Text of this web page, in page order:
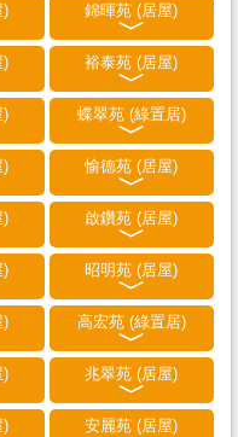
) 錦暉苑 (居屋)
) 裕泰苑 (居屋)
) 蝶翠苑 (綠置居)
) 愉德苑 (居屋)
) 啟鑽苑 (居屋)
) 昭明苑 (居屋)
) 高宏苑 (綠置居)
) 兆翠苑 (居屋)
) 安麗苑 (居屋)